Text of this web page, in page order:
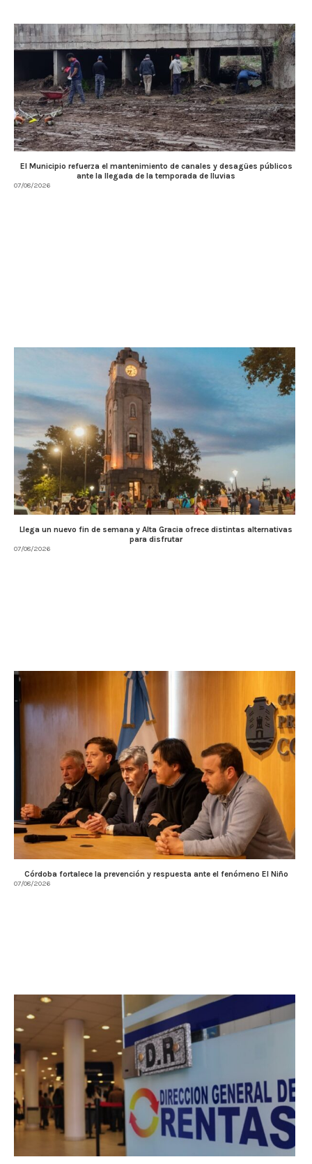
El Municipio refuerza el mantenimiento de canales y desagües públicos
ante la llegada de la temporada de lluvias
07/08/2026
Llega un nuevo fin de semana y Alta Gracia ofrece distintas alternativas
para disfrutar
07/08/2026
Córdoba fortalece la prevención y respuesta ante el fenómeno El Niño
07/08/2026